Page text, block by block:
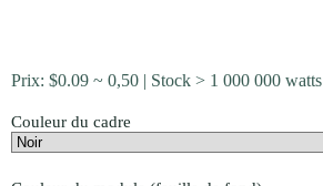
Prix: $0.09 ~ 0,50 | Stock > 1 000 000 watts
Couleur du cadre